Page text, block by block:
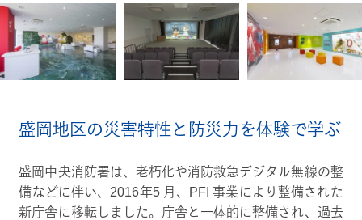
盛岡地区の災害特性と防災力を体験で学ぶ
盛岡中央消防署は、老朽化や消防救急デジタル無線の整
備などに伴い、2016年5 月、PFI 事業により整備された
新庁舎に移転しました。庁舎と一体的に整備され、過去